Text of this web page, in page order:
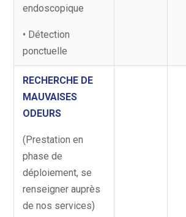
endoscopique
• Détection
ponctuelle
RECHERCHE DE
MAUVAISES
ODEURS
(Prestation en
phase de
déploiement, se
renseigner auprès
de nos services)